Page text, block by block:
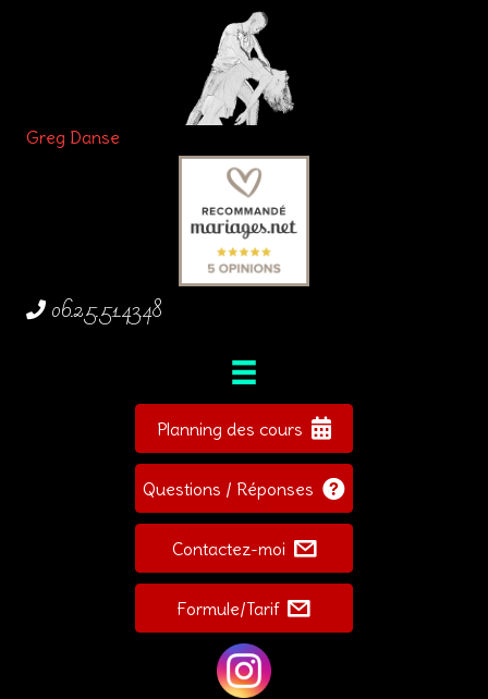
Greg Danse
06.25.51.43.48
Planning des cours
Questions / Réponses
Contactez-moi
Formule/Tarif